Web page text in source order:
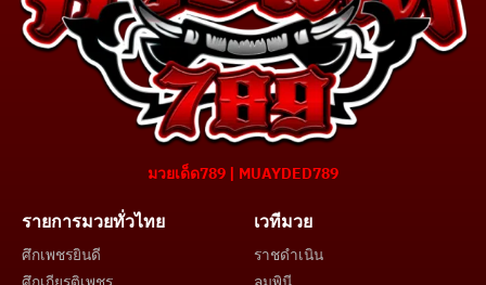
มวยเด็ด789 | MUAYDED789
รายการมวยทั่วไทย
ศึกเพชรยินดี
เวทีมวย
ราชดำเนิน